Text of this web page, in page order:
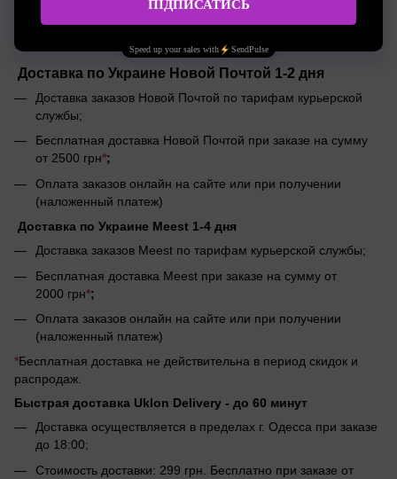
Доставка Оплата Консультация
Доставка по Украине Новой Почтой 1-2 дня
Доставка заказов Новой Почтой по тарифам курьерской
службы;
Бесплатная доставка Новой Почтой при заказе на сумму
от 2500 грн*;
Оплата заказов онлайн на сайте или при получении
(наложенный платеж)
Доставка по Украине Meest 1-4 дня
Доставка заказов Meest по тарифам курьерской службы;
Бесплатная доставка Meest при заказе на сумму от
2000 грн*;
Оплата заказов онлайн на сайте или при получении
(наложенный платеж)
*Бесплатная доставка не действительна в период скидок и
распродаж.
Быстрая доставка Uklon Delivery - до 60 минут
Доставка осуществляется в пределах г. Одесса при заказе
до 18:00;
Стоимость доставки: 299 грн. Бесплатно при заказе от